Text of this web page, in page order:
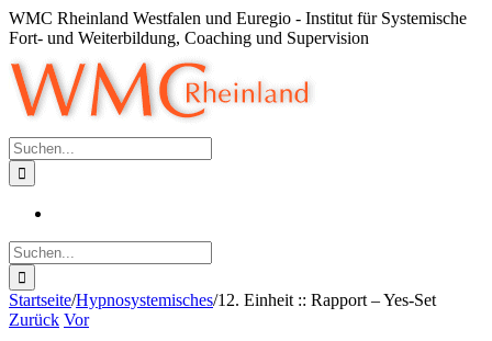
Zum
Inhalt
WMC Rheinland Westfalen und Euregio - Institut für Systemische
Fort- und Weiterbildung, Coaching und Supervision
Suche
nach:
Suche
nach:
Startseite/Hypnosystemisches/12. Einheit :: Rapport – Yes-Set
Zurück Vor